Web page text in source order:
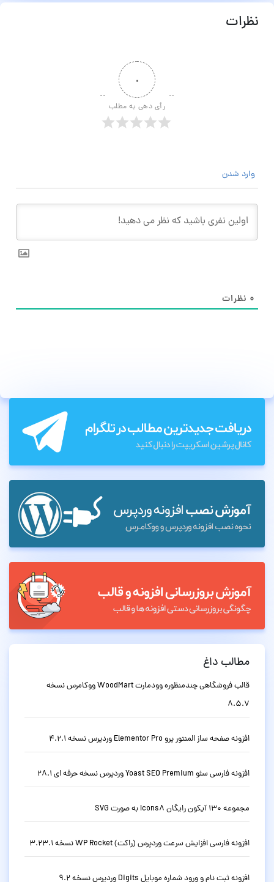
نظرات
۰
رأی دهی به مطلب
وارد شدن
۰ نظرات
مطالب داغ
قالب فروشگاهی چندمنظوره وودمارت WoodMart ووکامرس نسخه
8.5.7
افزونه صفحه ساز المنتور پرو Elementor Pro وردپرس نسخه 4.2.1
افزونه فارسی سئو Yoast SEO Premium وردپرس نسخه حرفه ای 28.1
مجموعه 130 آیکون رایگان Icons8 به صورت SVG
افزونه فارسی افزایش سرعت وردپرس (راکت) WP Rocket نسخه 3.23.1
افزونه ثبت نام و ورود شماره موبایل Digits وردپرس نسخه 9.2